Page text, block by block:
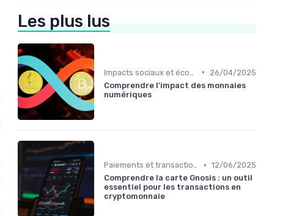
Les plus lus
•
26/04/2025
Comprendre l'impact des monnaies
numériques
Paiements et transactions • 12/06/2025
Comprendre la carte Gnosis : un outil
essentiel pour les transactions en
cryptomonnaie